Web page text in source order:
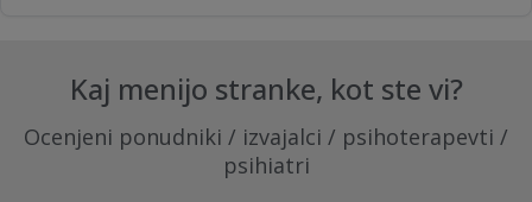
Kaj menijo stranke, kot ste vi?
Ocenjeni ponudniki / izvajalci / psihoterapevti /
psihiatri